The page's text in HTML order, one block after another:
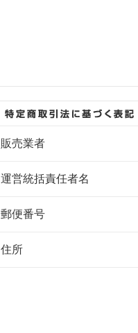
販売業者
運営統括責任者名
郵便番号
住所